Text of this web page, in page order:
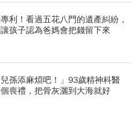
利！看過五花八門的遺產糾紛，
孩子認為爸媽會把錢留下來
兒孫添麻煩吧！」93歲精神科醫
喪禮，把骨灰灑到大海就好